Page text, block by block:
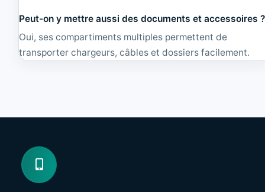
Peut-on y mettre aussi des documents et accessoires ?
Oui, ses compartiments multiples permettent de
transporter chargeurs, câbles et dossiers facilement.